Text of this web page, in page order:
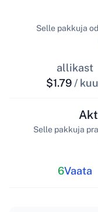
allikast
$1.79 /
Selle pakkuja
6Vaata
Selle pakkuja